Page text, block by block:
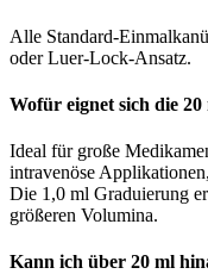
Alle Standard-
oder Luer-Lock-Ansatz.
Wofür eignet sich die 20
Ideal für große
intravenöse
Die 1,0 ml Graduierung
größeren Volumina.
Kann ich über 20 ml